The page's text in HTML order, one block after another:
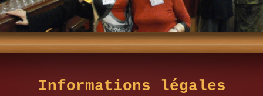
Informations légales